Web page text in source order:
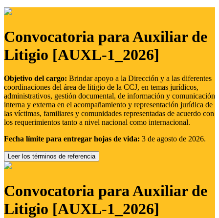
Convocatoria para Auxiliar de
Litigio [AUXL-1_2026]
Objetivo del cargo: Brindar apoyo a la Dirección y a las diferentes
coordinaciones del área de litigio de la CCJ, en temas jurídicos,
administrativos, gestión documental, de información y comunicación
interna y externa en el acompañamiento y representación jurídica de
las víctimas, familiares y comunidades representadas de acuerdo con
los requerimientos tanto a nivel nacional como internacional.
Fecha límite para entregar hojas de vida: 3 de agosto de 2026.
Leer los términos de referencia
Convocatoria para Auxiliar de
Litigio [AUXL-1_2026]